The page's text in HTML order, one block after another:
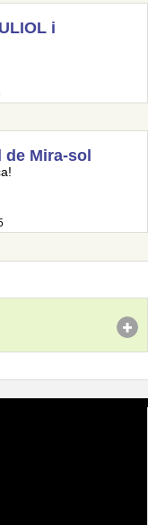
i
Mira-sol